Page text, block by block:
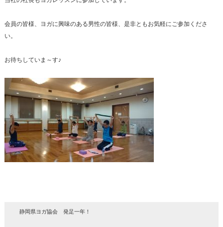
会員の皆様、ヨガに興味のある男性の皆様、是非ともお気軽にご参加くださ
い。
お待ちしていま～す♪
静岡県ヨガ協会 発足一年！